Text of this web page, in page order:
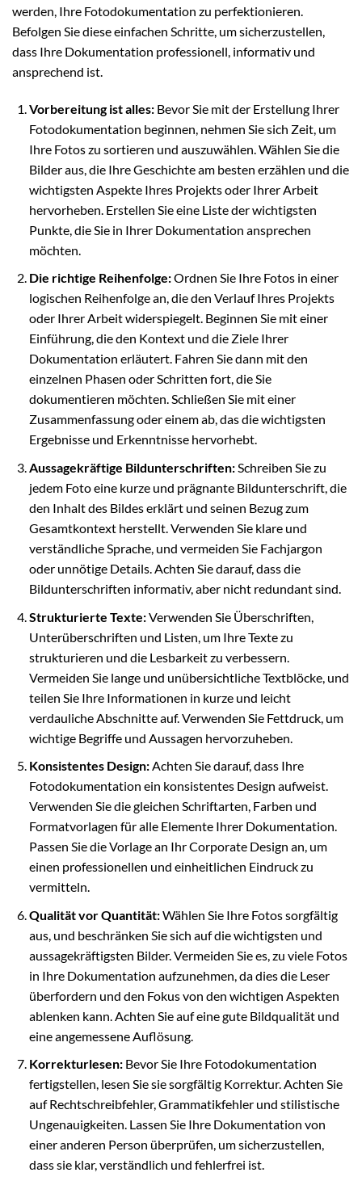
werden, Ihre Fotodokumentation zu perfektionieren.
Befolgen Sie diese einfachen Schritte, um sicherzustellen,
dass Ihre Dokumentation professionell, informativ und
ansprechend ist.
Vorbereitung ist alles:Bevor Sie mit der Erstellung Ihrer
Fotodokumentation beginnen, nehmen Sie sich Zeit, um
Ihre Fotos zu sortieren und auszuwählen. Wählen Sie die
Bilder aus, die Ihre Geschichte am besten erzählen und die
wichtigsten Aspekte Ihres Projekts oder Ihrer Arbeit
hervorheben. Erstellen Sie eine Liste der wichtigsten
Punkte, die Sie in Ihrer Dokumentation ansprechen
möchten.
Die richtige Reihenfolge:Ordnen Sie Ihre Fotos in einer
logischen Reihenfolge an, die den Verlauf Ihres Projekts
oder Ihrer Arbeit widerspiegelt. Beginnen Sie mit einer
Einführung, die den Kontext und die Ziele Ihrer
Dokumentation erläutert. Fahren Sie dann mit den
einzelnen Phasen oder Schritten fort, die Sie
dokumentieren möchten. Schließen Sie mit einer
Zusammenfassung oder einem ab, das die wichtigsten
Ergebnisse und Erkenntnisse hervorhebt.
Aussagekräftige Bildunterschriften:Schreiben Sie zu
jedem Foto eine kurze und prägnante Bildunterschrift, die
den Inhalt des Bildes erklärt und seinen Bezug zum
Gesamtkontext herstellt. Verwenden Sie klare und
verständliche Sprache, und vermeiden Sie Fachjargon
oder unnötige Details. Achten Sie darauf, dass die
Bildunterschriften informativ, aber nicht redundant sind.
Strukturierte Texte:Verwenden Sie Überschriften,
Unterüberschriften und Listen, um Ihre Texte zu
strukturieren und die Lesbarkeit zu verbessern.
Vermeiden Sie lange und unübersichtliche Textblöcke, und
teilen Sie Ihre Informationen in kurze und leicht
verdauliche Abschnitte auf. Verwenden Sie Fettdruck, um
wichtige Begriffe und Aussagen hervorzuheben.
Konsistentes Design:Achten Sie darauf, dass Ihre
Fotodokumentation ein konsistentes Design aufweist.
Verwenden Sie die gleichen Schriftarten, Farben und
Formatvorlagen für alle Elemente Ihrer Dokumentation.
Passen Sie die Vorlage an Ihr Corporate Design an, um
einen professionellen und einheitlichen Eindruck zu
vermitteln.
Qualität vor Quantität:Wählen Sie Ihre Fotos sorgfältig
aus, und beschränken Sie sich auf die wichtigsten und
aussagekräftigsten Bilder. Vermeiden Sie es, zu viele Fotos
in Ihre Dokumentation aufzunehmen, da dies die Leser
überfordern und den Fokus von den wichtigen Aspekten
ablenken kann. Achten Sie auf eine gute Bildqualität und
eine angemessene Auflösung.
Korrekturlesen:Bevor Sie Ihre Fotodokumentation
fertigstellen, lesen Sie sie sorgfältig Korrektur. Achten Sie
auf Rechtschreibfehler, Grammatikfehler und stilistische
Ungenauigkeiten. Lassen Sie Ihre Dokumentation von
einer anderen Person überprüfen, um sicherzustellen,
dass sie klar, verständlich und fehlerfrei ist.